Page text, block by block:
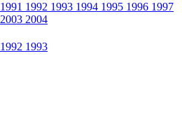
1991 1992 1993 1994 1995 1996 1997
2003 2004
1992 1993